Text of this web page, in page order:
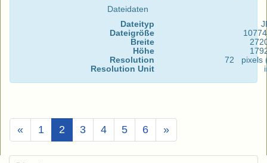
Dateidaten
Dateityp
Dateigröße
Breite
Höhe
Resolution
72 pixels
Resolution Unit
« 1 2 (Aktuell)
3 4 5 6 »